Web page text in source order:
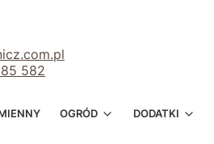
582
OGRÓD DODATKI